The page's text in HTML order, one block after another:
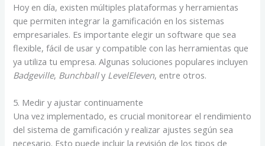
Hoy en día, existen múltiples plataformas y herramientas
que permiten integrar la gamificación en los sistemas
empresariales. Es importante elegir un software que sea
flexible, fácil de usar y compatible con las herramientas que
ya utiliza tu empresa. Algunas soluciones populares incluyen
Badgeville, Bunchbally LevelEleven, entre otros.
5. Medir y ajustar continuamente
Una vez implementado, es crucial monitorear el rendimiento
del sistema de gamificación y realizar ajustes según sea
necesario. Esto puede incluir la revisión de los tipos de